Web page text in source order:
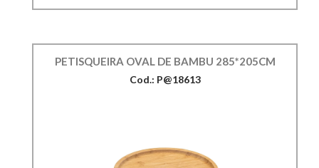
PETISQUEIRA OVAL DE BAMBU 285*205CM
Cod.: P@18613